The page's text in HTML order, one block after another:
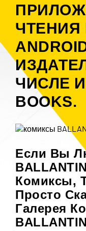
ЧТЕНИЯ
ЧИСЛЕ И
BOOKS.
Если Вы
Комиксы,
Просто
Галерея